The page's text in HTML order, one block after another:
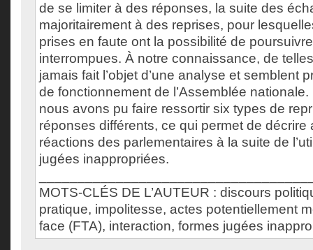
de se limiter à des réponses, la suite des
majoritairement à des reprises, pour
prises en faute ont la possibilité de
interrompues. À notre connaissance, de
jamais fait l’objet d’une analyse et semblent
de fonctionnement de l’Assemblée
nous avons pu faire ressortir six types de
réponses différents, ce qui permet de décrire
réactions des parlementaires à la suite de
jugées inappropriées.
MOTS-CLÉS DE L’AUTEUR : discours
pratique, impolitesse, actes potentiellement
face (FTA), interaction, formes jugées